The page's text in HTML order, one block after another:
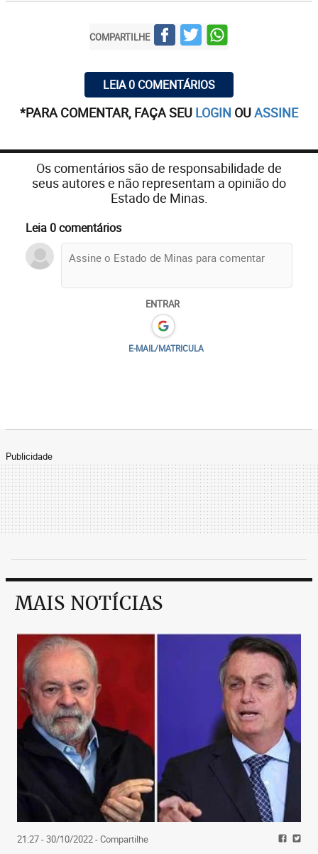
COMPARTILHE
LEIA 0 COMENTÁRIOS
*PARA COMENTAR, FAÇA SEU LOGIN OUASSINE
Os comentários são de responsabilidade de
seus autores e não representam a opinião do
Estado de Minas.
Leia 0 comentários
ENTRAR
E-MAIL/MATRICULA
Publicidade
MAIS NOTÍCIAS
21:27 - 30/10/2022- Compartilhe